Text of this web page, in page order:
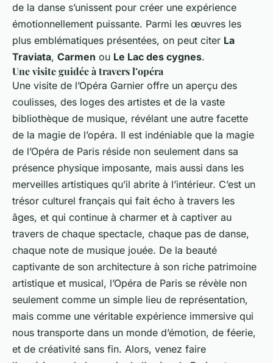
de la danse s’unissent pour créer une expérience
émotionnellement puissante. Parmi les œuvres les
plus emblématiques présentées, on peut citer La
Traviata, Carmen ou Le Lac des cygnes.
Une visite guidée à travers l’opéra
Une visite de l’Opéra Garnier offre un aperçu des
coulisses, des loges des artistes et de la vaste
bibliothèque de musique, révélant une autre facette
de la magie de l’opéra. Il est indéniable que la magie
de l’Opéra de Paris réside non seulement dans sa
présence physique imposante, mais aussi dans les
merveilles artistiques qu’il abrite à l’intérieur. C’est un
trésor culturel français qui fait écho à travers les
âges, et qui continue à charmer et à captiver au
travers de chaque spectacle, chaque pas de danse,
chaque note de musique jouée. De la beauté
captivante de son architecture à son riche patrimoine
artistique et musical, l’Opéra de Paris se révèle non
seulement comme un simple lieu de représentation,
mais comme une véritable expérience immersive qui
nous transporte dans un monde d’émotion, de féerie,
et de créativité sans fin. Alors, venez faire